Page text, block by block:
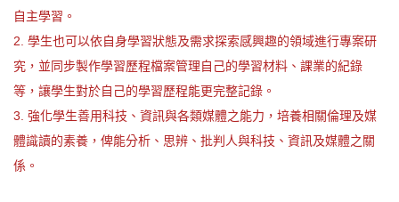
自主學習。
2. 學生也可以依自身學習狀態及需求探索感興趣的領域進行專案研
究，並同步製作學習歷程檔案管理自己的學習材料、課業的紀錄
等，讓學生對於自己的學習歷程能更完整記錄。
3. 強化學生善用科技、資訊與各類媒體之能力，培養相關倫理及媒
體識讀的素養，俾能分析、思辨、批判人與科技、資訊及媒體之關
係。